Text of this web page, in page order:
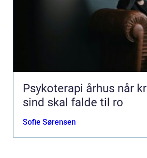
Psykoterapi århus når krop og
sind skal falde til ro
Sofie Sørensen